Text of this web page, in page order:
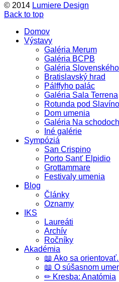
© 2014 Lumiere Design
Back to top
Domov
Výstavy
Galéria Merum
Galéria BCPB
Galéria
Bratislavský hrad
Pálffyho palác
Galéria Sala Terrena
Rotunda pod
Dom umenia
Galéria Na schodoch
Iné galérie
Sympóziá
San Crispino
Porto Sant' Elpidio
Grottammare
Festivaly umenia
Blog
Články
Oznamy
IKS
Laureáti
Archív
Ročníky
Akadémia
📖 Ako sa
📖 O súšasnom
✏ Kresba: Anatómia